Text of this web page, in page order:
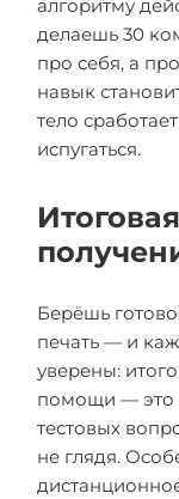
алгоритму
делаешь 30
про себя, а
навык
тело
испугаться.
Берёшь
печать — и
уверены:
помощи — это
тестовых
не глядя.